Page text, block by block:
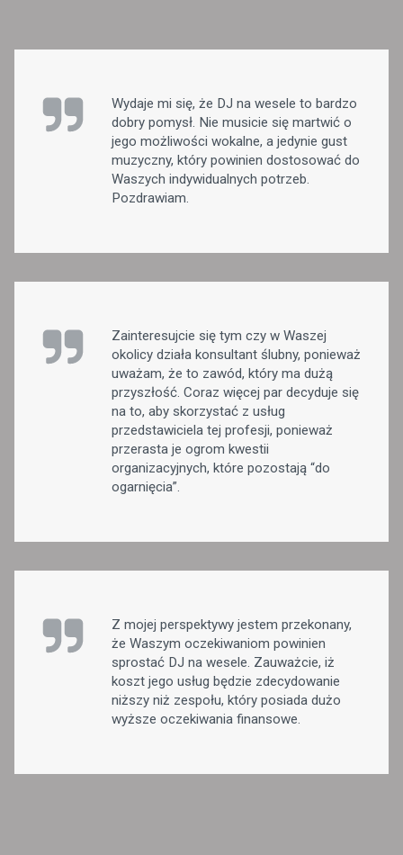
Wydaje mi się, że DJ na wesele to bardzo
dobry pomysł. Nie musicie się martwić o
jego możliwości wokalne, a jedynie gust
muzyczny, który powinien dostosować do
Waszych indywidualnych potrzeb.
Pozdrawiam.
Zainteresujcie się tym czy w Waszej
okolicy działa konsultant ślubny, ponieważ
uważam, że to zawód, który ma dużą
przyszłość. Coraz więcej par decyduje się
na to, aby skorzystać z usług
przedstawiciela tej profesji, ponieważ
przerasta je ogrom kwestii
organizacyjnych, które pozostają “do
ogarnięcia”.
Z mojej perspektywy jestem przekonany,
że Waszym oczekiwaniom powinien
sprostać DJ na wesele. Zauważcie, iż
koszt jego usług będzie zdecydowanie
niższy niż zespołu, który posiada dużo
wyższe oczekiwania finansowe.